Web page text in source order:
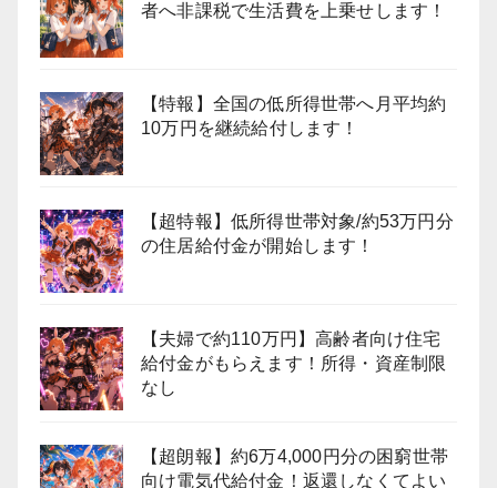
者へ非課税で生活費を上乗せします！
【特報】全国の低所得世帯へ月平均約
10万円を継続給付します！
【超特報】低所得世帯対象/約53万円分
の住居給付金が開始します！
【夫婦で約110万円】高齢者向け住宅
給付金がもらえます！所得・資産制限
なし
【超朗報】約6万4,000円分の困窮世帯
向け電気代給付金！返還しなくてよい